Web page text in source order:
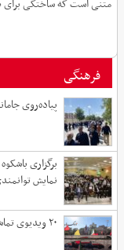
متنی است که ساختگی
فرهنگی
پیاده‌روی
برگزاری
نمایش
۲۰ ویدیوی تماشایی از مراسم تشییع و نماز بر پیکر رهبر شهید در مشهد